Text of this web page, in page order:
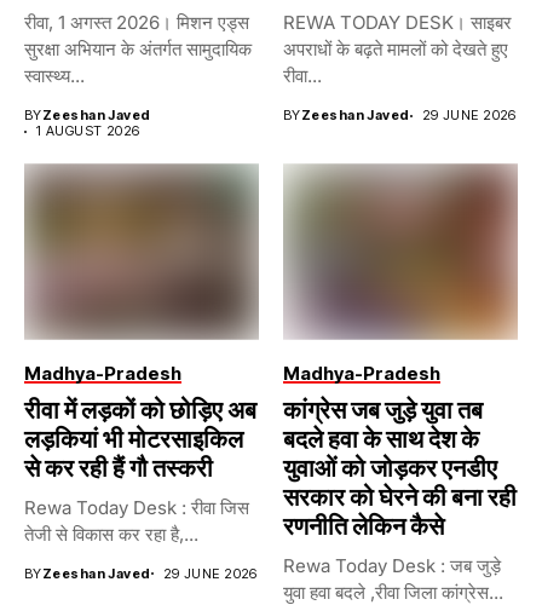
रीवा, 1 अगस्त 2026। मिशन एड्स
सुरक्षा अभियान के अंतर्गत सामुदायिक
स्वास्थ्य...
BYZeeshan Javed
1 AUGUST 2026
REWA TODAY DESK। साइबर
अपराधों के बढ़ते मामलों को देखते हुए
रीवा...
BYZeeshan Javed 29 JUNE 2026
Madhya-Pradesh
रीवा में लड़कों को छोड़िए अब
लड़कियां भी मोटरसाइकिल
से कर रही हैं गौ तस्करी
Rewa Today Desk : रीवा जिस
तेजी से विकास कर रहा है,...
BYZeeshan Javed 29 JUNE 2026
Madhya-Pradesh
कांग्रेस जब जुड़े युवा तब
बदले हवा के साथ देश के
युवाओं को जोड़कर एनडीए
सरकार को घेरने की बना रही
रणनीति लेकिन कैसे
Rewa Today Desk : जब जुड़े
युवा हवा बदले ,रीवा जिला कांग्रेस...